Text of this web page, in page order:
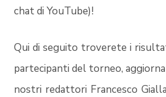
chat di YouTube)!
Qui di seguito troverete i
partecipanti del torneo,
nostri redattori Francesco